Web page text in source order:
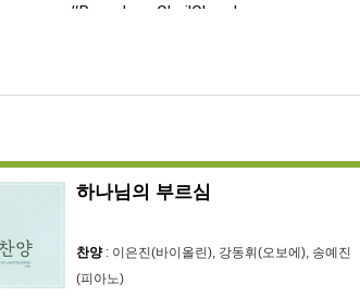
#PyungkangCheilChurch
영리 예배 목적으로 이용합니다.
본 영상에 광고가 재생될 경우, 노래의 저
교회가 아닌 노래의 저작권자에게 분배됩
니다.
하나님의 부르심
찬양: 이은진(바이올린), 강동휘(오보에), 송예진
(피아노)